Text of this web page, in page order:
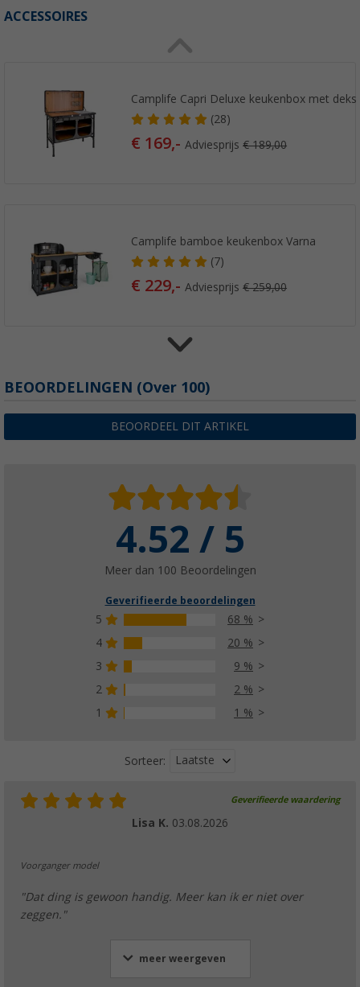
ACCESSOIRES
Camplife Capri Deluxe keukenbox met
(28)
€ 169,-Adviesprijs€ 189,00
Camplife bamboe keukenbox Varna
(7)
€ 229,-Adviesprijs€ 259,00
Camplife keukenkastje Samara S
vanaf€ 139,- Adviesprijs
BEOORDELINGEN (Over 100)
BEOORDEEL DIT ARTIKEL
4.52 / 5
Meer dan 100 Beoordelingen
Geverifieerde beoordelingen
5
68 %
4
20 %
3
9 %
2
2 %
1
1 %
Sorteer: Laatste
Geverifieerde waardering
Lisa K. 03.08.2026
Voorganger model
"Dat ding is gewoon handig. Meer kan ik er niet over
zeggen."
meer weergeven